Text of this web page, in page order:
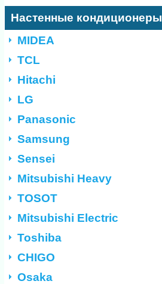
Настенные кондиционеры
MIDEA
TCL
Hitachi
LG
Panasonic
Samsung
Sensei
Mitsubishi Heavy
TOSOT
Mitsubishi Electric
Toshiba
CHIGO
Osaka